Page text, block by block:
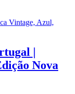
variantes. |
Nova